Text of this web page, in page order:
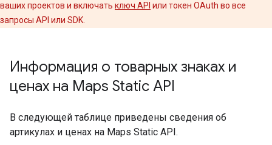
ваших проектов и включать ключ API или токен OAuth во все
запросы API или SDK.
Информация о товарных знаках и
ценах на Maps Static API
В следующей таблице приведены сведения об
артикулах и ценах на Maps Static API.